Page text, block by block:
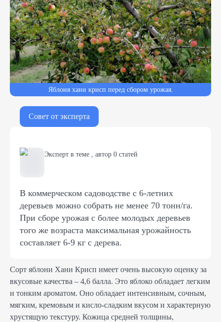
Яблоня хани крисп перед сбором урожая.
Совет от эксперта
Эксперт в теме автор 0 статей
В коммерческом садоводстве с 6-летних
деревьев можно собрать не менее 70 тонн/га.
При сборе урожая с более молодых деревьев
того же возраста максимальная урожайность
составляет 6-9 кг с дерева.
Сорт яблони Хани Крисп имеет очень высокую оценку за
вкусовые качества – 4,6 балла. Это яблоко обладает легким
и тонким ароматом. Оно обладает интенсивным, сочным,
мягким, кремовым и кисло-сладким вкусом и характерную
хрустящую текстуру. Кожица средней толщины,